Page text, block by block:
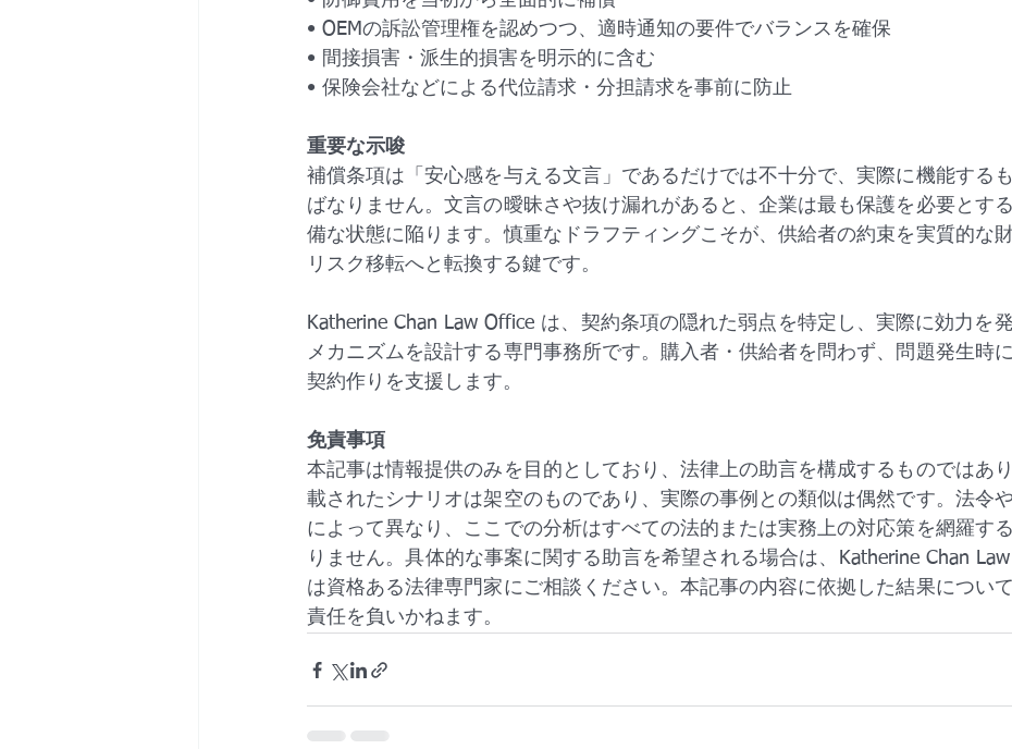
• OEMの訴訟管理権を認めつつ、適時通知の要件でバランスを確保
• 間接損害・派生的損害を明示的に含む
• 保険会社などによる代位請求・分担請求を事前に防止
重要な示唆
補償条項は「安心感を与える文言」であるだけでは不十分で、実際に機能する
ばなりません。文言の曖昧さや抜け漏れがあると、企業は最も保護を必要とす
備な状態に陥ります。慎重なドラフティングこそが、供給者の約束を実質的な
リスク移転へと転換する鍵です。
Katherine Chan Law Office は、契約条項の隠れた弱点を特定し、実際に効力を
メカニズムを設計する専門事務所です。購入者・供給者を問わず、問題発生時
契約作りを支援します。
免責事項
本記事は情報提供のみを目的としており、法律上の助言を構成するものではあ
載されたシナリオは架空のものであり、実際の事例との類似は偶然です。法令
によって異なり、ここでの分析はすべての法的または実務上の対応策を網羅す
りません。具体的な事案に関する助言を希望される場合は、Katherine Chan
は資格ある法律専門家にご相談ください。本記事の内容に依拠した結果につい
責任を負いかねます。